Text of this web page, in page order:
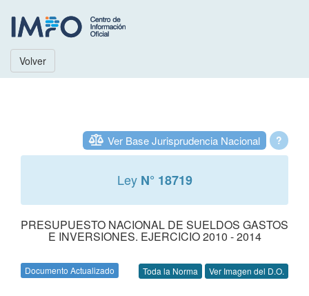
Volver
?
Ver Base Jurisprudencia Nacional
Ley N° 18719
PRESUPUESTO NACIONAL DE SUELDOS GASTOS
E INVERSIONES. EJERCICIO 2010 - 2014
Documento Actualizado Toda la Norma Ver Imagen del D.O.